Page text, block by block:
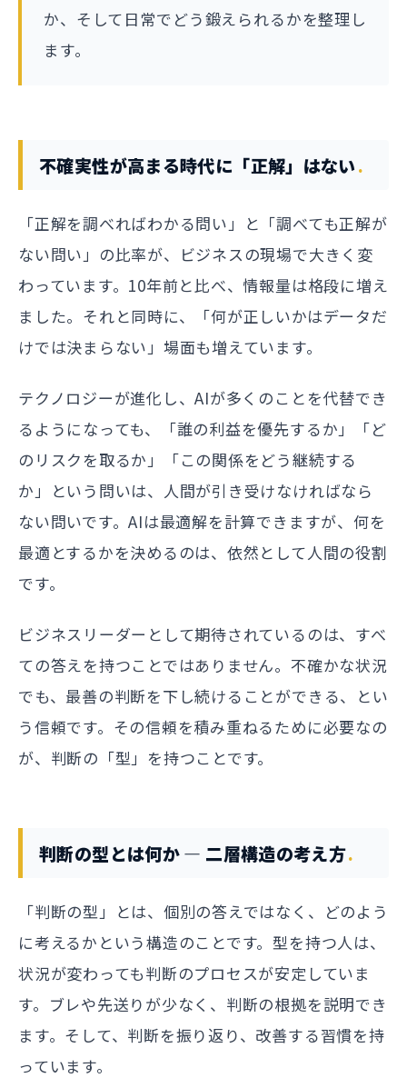
か、そして日常でどう鍛えられるかを整理し
ます。
不確実性が高まる時代に「正解」はない
「正解を調べればわかる問い」と「調べても正解が
ない問い」の比率が、ビジネスの現場で大きく変
わっています。10年前と比べ、情報量は格段に増え
ました。それと同時に、「何が正しいかはデータだ
けでは決まらない」場面も増えています。
テクノロジーが進化し、AIが多くのことを代替でき
るようになっても、「誰の利益を優先するか」「ど
のリスクを取るか」「この関係をどう継続する
か」という問いは、人間が引き受けなければなら
ない問いです。AIは最適解を計算できますが、何を
最適とするかを決めるのは、依然として人間の役割
です。
ビジネスリーダーとして期待されているのは、すべ
ての答えを持つことではありません。不確かな状況
でも、最善の判断を下し続けることができる、とい
う信頼です。その信頼を積み重ねるために必要なの
が、判断の「型」を持つことです。
判断の型とは何か — 二層構造の考え方
「判断の型」とは、個別の答えではなく、どのよう
に考えるかという構造のことです。型を持つ人は、
状況が変わっても判断のプロセスが安定していま
す。ブレや先送りが少なく、判断の根拠を説明でき
ます。そして、判断を振り返り、改善する習慣を持
っています。